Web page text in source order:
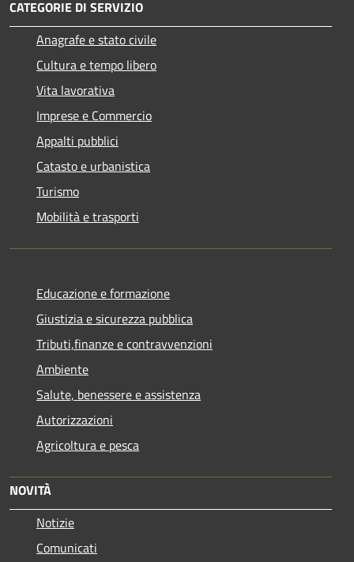
CATEGORIE DI SERVIZIO
Anagrafe e stato civile
Cultura e tempo libero
Vita lavorativa
Imprese e Commercio
Appalti pubblici
Catasto e urbanistica
Turismo
Mobilità e trasporti
Educazione e formazione
Giustizia e sicurezza pubblica
Tributi,finanze e contravvenzioni
Ambiente
Salute, benessere e assistenza
Autorizzazioni
Agricoltura e pesca
NOVITÀ
Notizie
Comunicati